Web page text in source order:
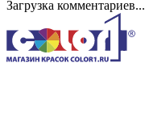
Загрузка комментариев...